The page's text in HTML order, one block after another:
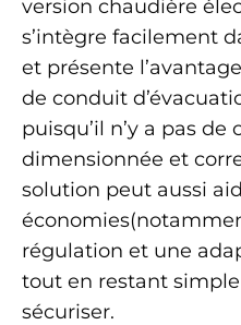
version chaudière
s’intègre facilement
et présente
de conduit
puisqu’il n’y a pas
dimensionnée et
solution peut aussi
régulation et une
tout en restant
sécuriser.